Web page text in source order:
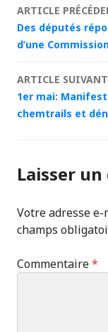
des
articles
ARTICLE
Des députés
d’une
ARTICLE SUIVANT
1er mai:
chemtrails et
Laisser
Votre adresse
champs
Commentaire*